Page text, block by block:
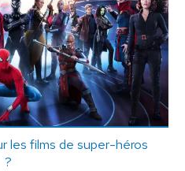
les films de super-héros
?